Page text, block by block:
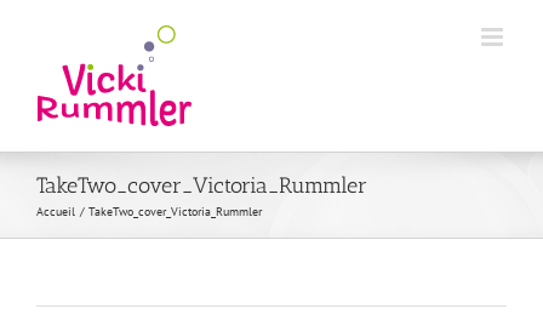
TakeTwo_cover_Victoria_Rummler
Accueil TakeTwo_cover_Victoria_Rummler